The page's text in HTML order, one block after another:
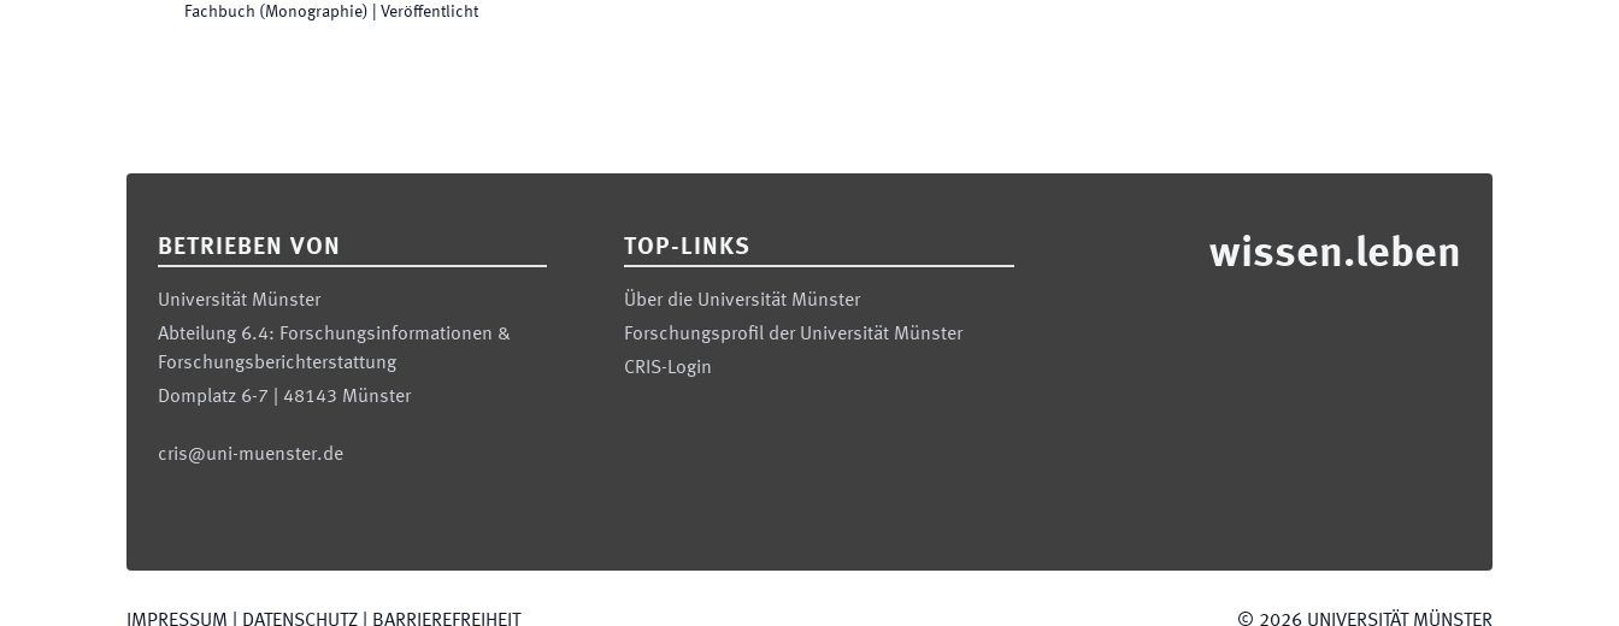
Fachbuch (Monographie)
Veröffentlicht
BETRIEBEN VON
Universität Münster
Abteilung 6.4: Forschungsinformationen &
Forschungsberichterstattung
Domplatz 6-7 | 48143 Münster
cris@uni-muenster.de
TOP-LINKS
Über die Universität Münster
Forschungsprofil der Universität Münster
CRIS-Login
wissen.leben
IMPRESSUM DATENSCHUTZ BARRIEREFREIHEIT © 2026 UNIVERSITÄT MÜNSTER